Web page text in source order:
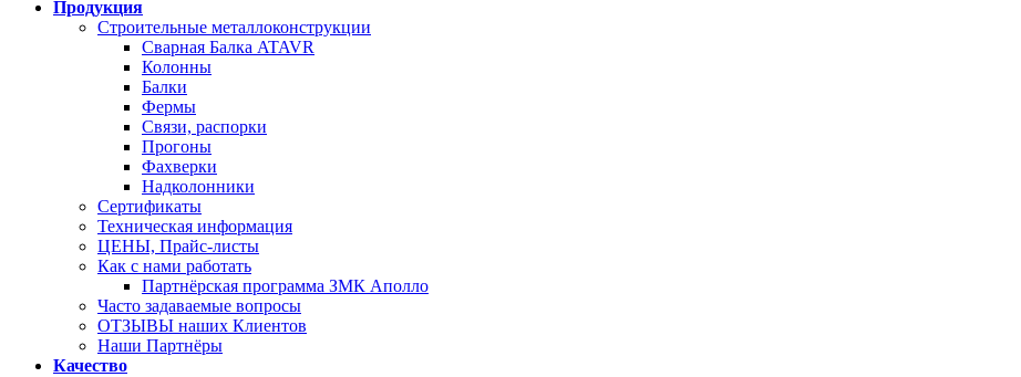
Продукция
Строительные металлоконструкции
Сварная Балка ATAVR
Колонны
Балки
Фермы
Связи, распорки
Прогоны
Фахверки
Надколонники
Сертификаты
Техническая информация
ЦЕНЫ, Прайс-листы
Как с нами работать
Партнёрская программа ЗМК Аполло
Часто задаваемые вопросы
ОТЗЫВЫ наших Клиентов
Наши Партнёры
Качество